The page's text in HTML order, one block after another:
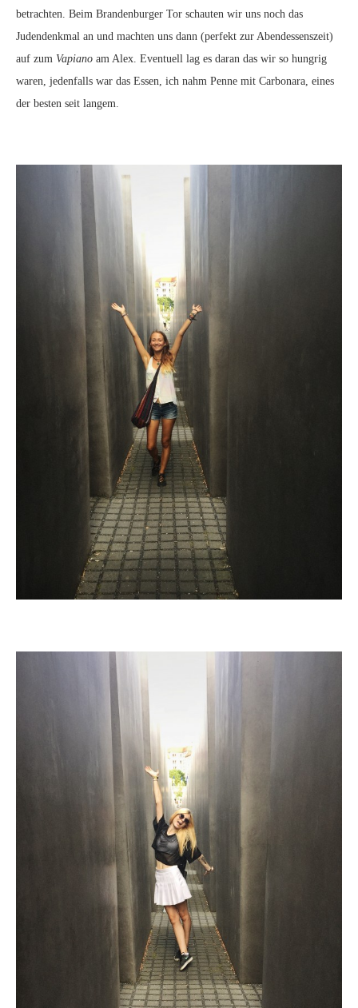
betrachten. Beim Brandenburger Tor schauten wir uns noch das
Judendenkmal an und machten uns dann (perfekt zur Abendessenszeit)
auf zum Vapiano am Alex. Eventuell lag es daran das wir so hungrig
waren, jedenfalls war das Essen, ich nahm Penne mit Carbonara, eines
der besten seit langem.